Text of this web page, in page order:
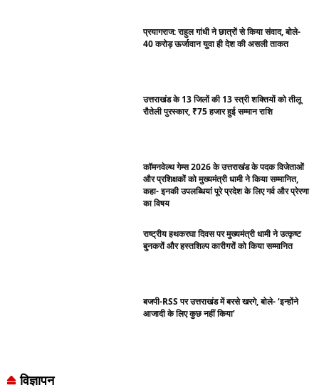
प्रयागराज: राहुल गांधी ने छात्रों से किया संवाद, बोले-
40 करोड़ ऊर्जावान युवा ही देश की असली ताकत
उत्तराखंड के 13 जिलों की 13 स्त्री शक्तियों को तीलू
रौतेली पुरस्कार, ₹75 हजार हुई सम्मान राशि
कॉमनवेल्थ गेम्स 2026 के उत्तराखंड के पदक विजेताओं
और प्रशिक्षकों को मुख्यमंत्री धामी ने किया सम्मानित,
कहा- इनकी उपलब्धियां पूरे प्रदेश के लिए गर्व और प्रेरणा
का विषय
राष्ट्रीय हथकरघा दिवस पर मुख्यमंत्री धामी ने उत्कृष्ट
बुनकरों और हस्तशिल्प कारीगरों को किया सम्मानित
बजपी-RSS पर उत्तराखंड में बरसे खरगे, बोले- ‘इन्होंने
आजादी के लिए कुछ नहीं किया’
विज्ञापन